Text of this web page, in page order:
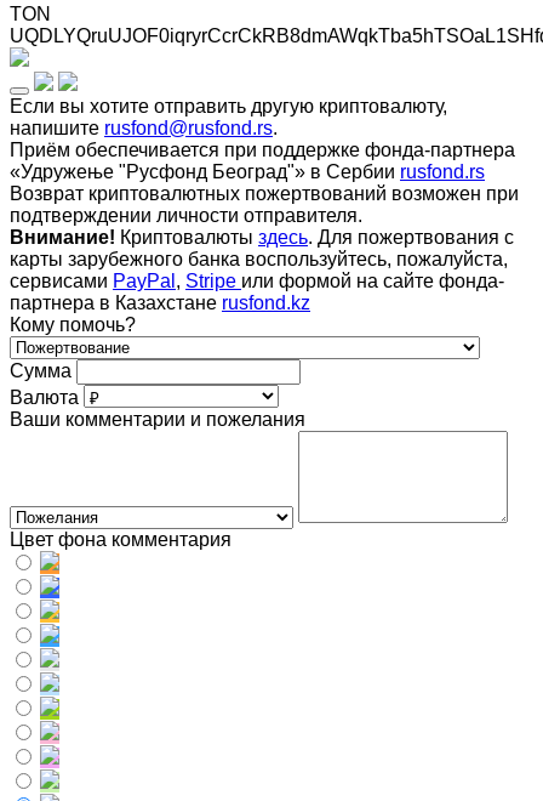
TON
Если вы хотите отправить другую криптовалюту,
напишите rusfond@rusfond.rs.
Приём обеспечивается при поддержке фонда-партнера
«Удружење "Русфонд Београд"» в Сербии rusfond.rs
Возврат криптовалютных пожертвований возможен при
подтверждении личности отправителя.
Внимание! Криптовалюты здесь. Для пожертвования с
карты зарубежного банка воспользуйтесь, пожалуйста,
сервисами PayPal , Stripe или формой на сайте фонда-
партнера в Казахстане rusfond.kz
Кому помочь?
Сумма
Валюта
Ваши комментарии и пожелания
Цвет фона комментария